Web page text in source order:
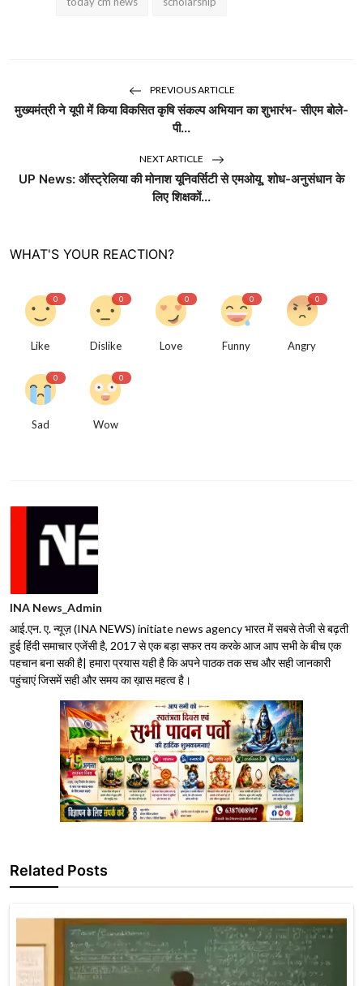
PREVIOUS ARTICLE
मुख्यमंत्री ने यूपी में किया विकसित कृषि संकल्प अभियान का शुभारंभ- सीएम बोले-
पी...
NEXT ARTICLE
UP News: ऑस्ट्रेलिया की मोनाश यूनिवर्सिटी से एमओयू, शोध-अनुसंधान के
लिए शिक्षकों...
WHAT'S YOUR REACTION?
0
Like
0
Dislike
0
Love
0
Funny
0
Angry
0
Sad
0
Wow
INA News_Admin
आई.एन. ए. न्यूज़ (INA NEWS) initiate news agency भारत में सबसे तेजी से बढ़ती
हुई हिंदी समाचार एजेंसी है, 2017 से एक बड़ा सफर तय करके आज आप सभी के बीच एक
पहचान बना सकी है| हमारा प्रयास यही है कि अपने पाठक तक सच और सही जानकारी
पहुंचाएं जिसमें सही और समय का ख़ास महत्व है।
Related Posts